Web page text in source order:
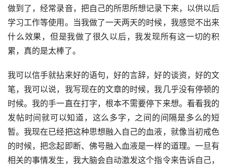
做到了，经常录音，把自己的所思所想记录下来，以供以后
学习工作等使用。当我做了一天两天的时候，我感觉不出来
什么效果，但是我做了很久以后，我发现所有这一切的积
累，真的是太棒了。
我可以信手就拈来好的语句，好的言辞，好的谈资，好的文
笔，我可以说，我写现在的文章的时候，我几乎没有停顿的
时候。我的手一直在打字，根本不需要停下来想。看看我的
发帖时间就可以知道，这么多字，之间的间隔是多么的短
暂。我现在已经把这种思想融入自己的血液，就像当初戒色
的时候，把念起即断、佛号融入血液是一样的道理。一旦有
相关的事情发生，我大脑会自动激发这个指令来告诉自己，